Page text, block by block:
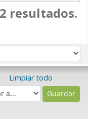
resultados.
Limpiar todo